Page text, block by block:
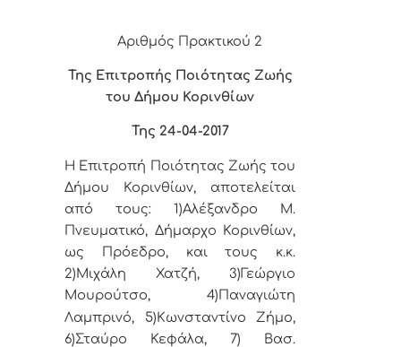
Αριθμός Πρακτικού 2
Της Επιτροπής Ποιότητας Ζωής
του Δήμου Κορινθίων
Της 24-04-2017
Η Επιτροπή Ποιότητας Ζωής του
Δήμου Κορινθίων, αποτελείται
από τους: 1)Αλέξανδρο Μ.
Πνευματικό, Δήμαρχο Κορινθίων,
ως Πρόεδρο, και τους κ.κ.
2)Μιχάλη Χατζή, 3)Γεώργιο
Μουρούτσο,
4)Παναγιώτη
Λαμπρινό, 5)Κωνσταντίνο Ζήμο,
6)Σταύρο Κεφάλα, 7) Βασ.